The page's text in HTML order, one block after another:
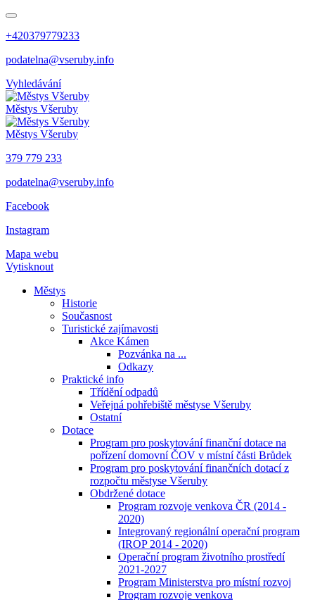
+420379779233
podatelna@vseruby.info
Vyhledávání
Městys Všeruby
Městys Všeruby
379 779 233
podatelna@vseruby.info
Facebook
Instagram
Mapa webu
Vytisknout
Městys
Historie
Současnost
Turistické zajímavosti
Akce Kámen
Pozvánka na ...
Odkazy
Praktické info
Třídění odpadů
Veřejná pohřebiště městyse Všeruby
Ostatní
Dotace
Program pro poskytování finanční dotace na
pořízení domovní ČOV v místní části Brůdek
Program pro poskytování finančních dotací z
rozpočtu městyse Všeruby
Obdržené dotace
Program rozvoje venkova ČR (2014 -
2020)
Integrovaný regionální operační program
(IROP 2014 - 2020)
Operační program životního prostředí
2021-2027
Program Ministerstva pro místní rozvoj
Program rozvoje venkova